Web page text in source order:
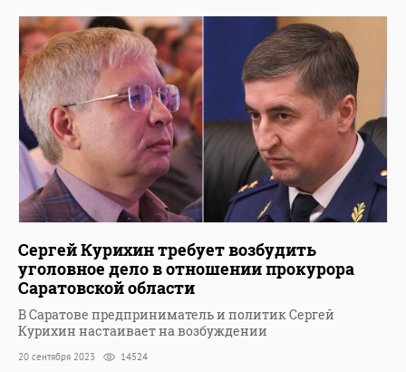
Сергей Курихин требует возбудить
уголовное дело в отношении прокурора
Саратовской области
В Саратове предприниматель и политик Сергей
Курихин настаивает на возбуждении
20 сентября 2023 14524